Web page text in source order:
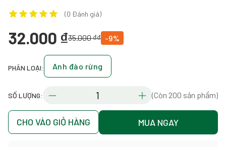
(0 Đánh giá)
32.000 ₫35.000 ₫₫ -9%
PHÂN LOẠI: Anh đào rừng
SỐ LƯỢNG: (Còn 200 sản phẩm)
CHO VÀO GIỎ HÀNG MUA NGAY